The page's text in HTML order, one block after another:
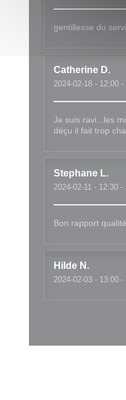
gentillesse du
Catherine D
2024-02-18 - 12:00
Je suis ravi...les
déçu il fait trop
Stephane L
2024-02-11 - 12:30 -
Bon rapport
Hilde N
2024-02-03 - 13:00